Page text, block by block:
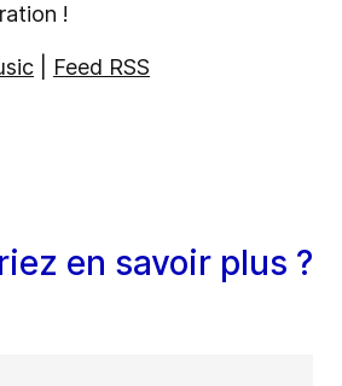
!
Feed RSS
en savoir plus ?